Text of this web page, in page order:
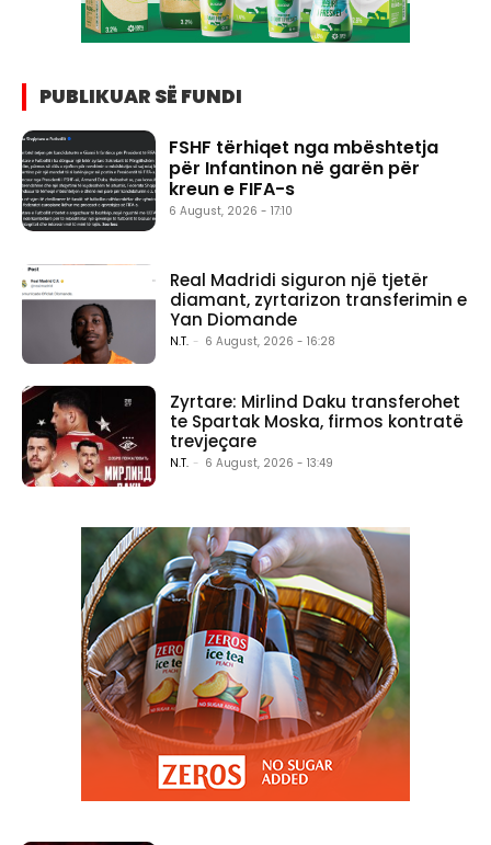
PUBLIKUAR SË FUNDI
FSHF tërhiqet nga mbështetja
për Infantinon në garën për
kreun e FIFA-s
6 August, 2026 - 17:10
Real Madridi siguron një tjetër
diamant, zyrtarizon transferimin e
Yan Diomande
N.T. - 6 August, 2026 - 16:28
Zyrtare: Mirlind Daku transferohet
te Spartak Moska, firmos kontratë
trevjeçare
N.T. - 6 August, 2026 - 13:49